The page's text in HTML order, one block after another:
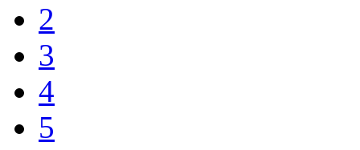
2
3
4
5